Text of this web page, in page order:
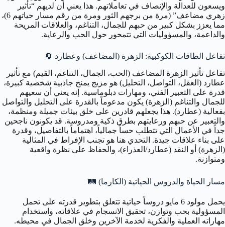
ويسعون للعدالة والإنصاف في تعاملاتهم. هذا يعني أن لديهم “تأثير
زهري مضاعف” (مرة من برجهم الثور ومرة من رقم مسار حياتهم 6)،
مما يعزز بشكل كبير من حبهم للجمال، التناغم، والعلاقات المريحة
والداعمة، والمسؤوليات التي تتمحور حول الحب والرعاية.
تفاعل الطاقات الكوكبية: الزهرة (المضاعف) وعطارد 🔄
تفاعل تأثير الزهرة المضاعف (الحب، الجمال، التناغم، القيم) مع تأثير
عطارد (العقل، التواصل، التحليل) هو مزيج يمنح جاذبية شخصية كبيرة،
قدرة على التعبير الفني، ومهارات دبلوماسية. إنه يعني أن سعيهم
للجمال والتناغم (الزهرة) يكون مدعوماً بالقدرة على التحليل والتواصل
بفعالية (عطارد). هذا يجعلهم قادرين على خلق بيئات جميلة ومنظمة،
والتعبير عن حبهم ورعايتهم بطرق ذكية ومدروسة. قد يكونون ناجحين
جداً في الأعمال التي تتطلب حساً جمالياً، اهتماماً بالتفاصيل، وقدرة
على بناء علاقات جيدة. التحدي هنا هو تجنب الإفراط في المثالية
(الزهرة) أو النقد (عطارد/العذراء)، والحفاظ على نظرة واقعية
ومتوازنة.
مسار الحياة والدروس الحياتية (الكارما) 🛤️
يحمل مولود 6 مايو دروساً حياتية تتعلق بتطوير قدرته على تحمل
المسؤولية بحب وتوازن، تحقيق الانسجام في علاقاته، واستخدام
مهاراته العملية والفكرية لخدمة الآخرين وخلق الجمال في محيطه.